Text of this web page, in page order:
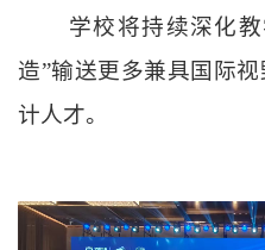
学校将持续深化
造”输送更多兼具国际
计人才。